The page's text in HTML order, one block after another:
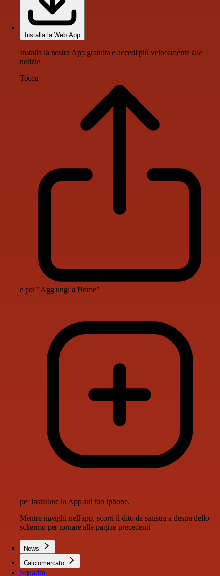
Installa la Web App
Installa la nostra App gratuita e accedi più velocemente alle
notizie
Tocca
e poi "Aggiungi a Home"
per installare la App sul tuo Iphone.
Mentre navighi nell'app, scorri il dito da sinistra a destra dello
schermo per tornare alle pagine precedenti
News
Calciomercato
Squadra